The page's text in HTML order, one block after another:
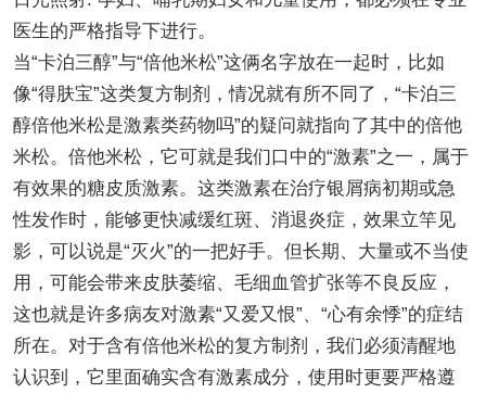
医生的严格指导下进行。
当“卡泊三醇”与“倍他米松”这俩名字放在一起时，比如
像“得肤宝”这类复方制剂，情况就有所不同了，“卡泊三
醇倍他米松是激素类药物吗”的疑问就指向了其中的倍他
米松。倍他米松，它可就是我们口中的“激素”之一，属于
有效果的糖皮质激素。这类激素在治疗银屑病初期或急
性发作时，能够更快减缓红斑、消退炎症，效果立竿见
影，可以说是“灭火”的一把好手。但长期、大量或不当使
用，可能会带来皮肤萎缩、毛细血管扩张等不良反应，
这也就是许多病友对激素“又爱又恨”、“心有余悸”的症结
所在。对于含有倍他米松的复方制剂，我们必须清醒地
认识到，它里面确实含有激素成分，使用时更要严格遵